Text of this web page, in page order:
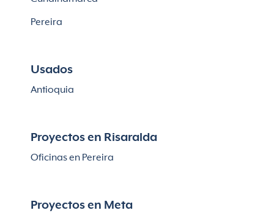
Pereira
Usados
Antioquia
Proyectos en Risaralda
Oficinas en Pereira
Proyectos en Meta